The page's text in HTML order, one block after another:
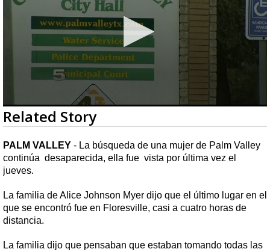
0
seconds
of
2
minutes,
32
seconds
Related Story
PALM VALLEY - La búsqueda de una mujer de Palm Valley
continúa desaparecida, ella fue vista por última vez el
jueves.
La familia de Alice Johnson Myer dijo que el último lugar en el
que se encontró fue en Floresville, casi a cuatro horas de
distancia.
La familia dijo que pensaban que estaban tomando todas las